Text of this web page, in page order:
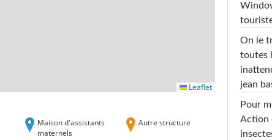
Leaflet
Maison d'assistants
maternels
Autre structure
On le
toutes
jean
Pour
Action